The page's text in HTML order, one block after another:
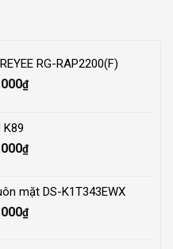
RG-RAP2200(F)
₫Current
K89
₫Current
2.800.000₫.
mặt DS-K1T343EWX
₫Current